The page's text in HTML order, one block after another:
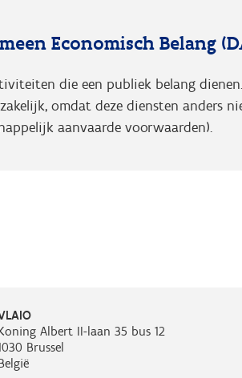
Economisch Belang
die een publiek belang
omdat deze diensten anders
aanvaarde voorwaarden).
Albert II-laan 35 bus 12
Brussel